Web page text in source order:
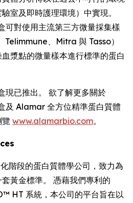
室及即時護理環境）中實現。
可對使用主流第三方微量採集樣
、Mitra 與 Tasso）
漿點的微量樣本進行標準的蛋白
現已推出。 欲了解更多關於
及 Alamar 全方位精準蛋白質體
www.alamarbio.com。
階段的蛋白質體學公司，致力為
黃金標準。 憑藉我們專利的
HT 系統，本公司的平台旨在以